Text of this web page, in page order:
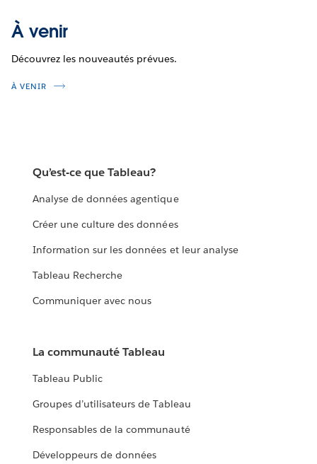
À venir
Découvrez les nouveautés prévues.
À VENIR
Qu’est-ce que Tableau?
Analyse de données agentique
Créer une culture des données
Information sur les données et leur analyse
Tableau Recherche
Communiquer avec nous
La communauté Tableau
Tableau Public
Groupes d’utilisateurs de Tableau
Responsables de la communauté
Développeurs de données